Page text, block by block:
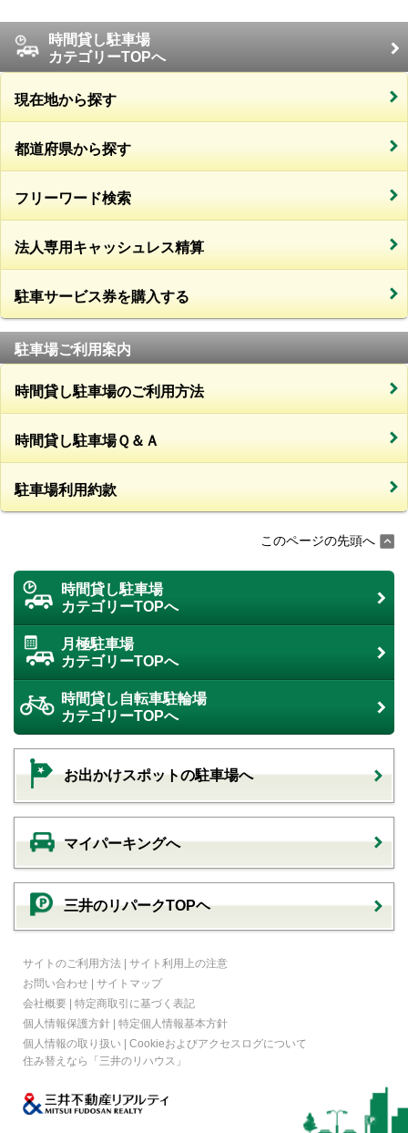
時間貸し駐車場
カテゴリーTOPへ
現在地から探す
都道府県から探す
フリーワード検索
法人専用キャッシュレス精算
駐車サービス券を購入する
駐車場ご利用案内
時間貸し駐車場のご利用方法
時間貸し駐車場Ｑ＆Ａ
駐車場利用約款
このページの先頭へ
時間貸し駐車場
カテゴリーTOPへ
月極駐車場
カテゴリーTOPへ
時間貸し自転車駐輪場
カテゴリーTOPへ
お出かけスポットの駐車場へ
マイパーキングへ
三井のリパークTOPヘ
サイトのご利用方法 | サイト利用上の注意
お問い合わせ | サイトマップ
会社概要 | 特定商取引に基づく表記
個人情報保護方針 | 特定個人情報基本方針
個人情報の取り扱い | Cookieおよびアクセスログについて
住み替えなら
「三井のリハウス」